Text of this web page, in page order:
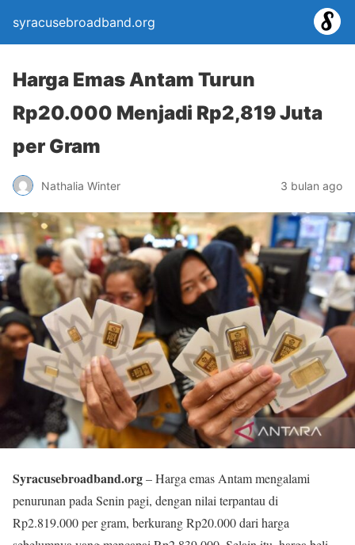
syracusebroadband.org
Harga Emas Antam Turun
Rp20.000 Menjadi Rp2,819 Juta
per Gram
Nathalia Winter 3 bulan ago
Syracusebroadband.org– Harga emas Antam mengalami
penurunan pada Senin pagi, dengan nilai terpantau di
Rp2.819.000 per gram, berkurang Rp20.000 dari harga